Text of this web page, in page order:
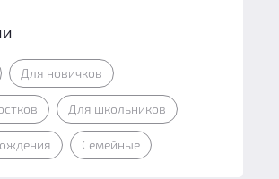
Для новичков
Для школьников
Семейные